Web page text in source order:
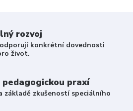
rozvoj
konkrétní dovednosti
život.
pedagogickou praxí
základě zkušeností speciálního